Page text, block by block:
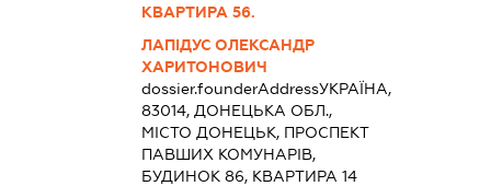
КВАРТИРА 56.
ЛАПІДУС ОЛЕКСАНДР
ХАРИТОНОВИЧ
dossier.founderAddressУКРАЇНА,
83014, ДОНЕЦЬКА ОБЛ.,
МІСТО ДОНЕЦЬК, ПРОСПЕКТ
ПАВШИХ КОМУНАРІВ,
БУДИНОК 86, КВАРТИРА 14